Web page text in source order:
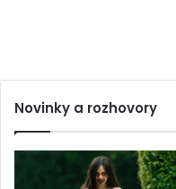
Novinky a rozhovory